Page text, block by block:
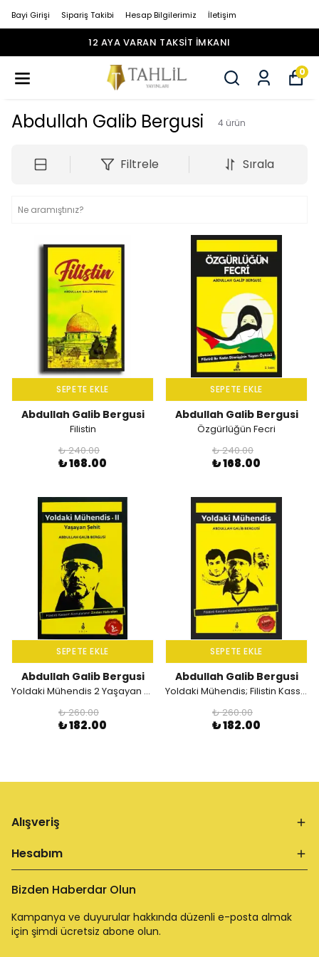
Bayi Girişi Sipariş Takibi Hesap Bilgilerimiz İletişim
12 AYA VARAN TAKSİT İMKANI
0
Abdullah Galib Bergusi 4 ürün
Filtrele Sırala
SEPETE EKLE
Abdullah Galib Bergusi
Filistin
₺ 240.00
₺ 168.00
SEPETE EKLE
Abdullah Galib Bergusi
Özgürlüğün Fecri
₺ 240.00
₺ 168.00
SEPETE EKLE
Abdullah Galib Bergusi
Yoldaki Mühendis 2 Yaşayan Şehit; Filistinli Kassam Komutanının Zindan Hatıraları
₺ 260.00
₺ 182.00
SEPETE EKLE
Abdullah Galib Bergusi
Yoldaki Mühendis; Filistin Kassam Komutanının Otobiyografisi
₺ 260.00
₺ 182.00
Alışveriş
Hesabım
Bizden Haberdar Olun
Kampanya ve duyurular hakkında düzenli e-posta almak
için şimdi ücretsiz abone olun.